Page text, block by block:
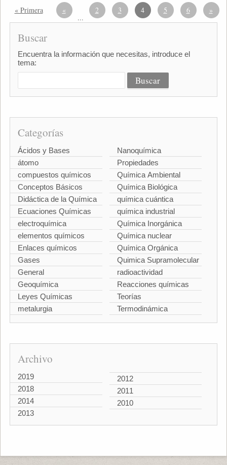
« Primera «
...
2 3 4 5 6 »
Buscar
Encuentra la información que necesitas, introduce el
tema:
Categorías
Ácidos y Bases
átomo
compuestos químicos
Conceptos Básicos
Didáctica de la Química
Ecuaciones Químicas
electroquímica
elementos químicos
Enlaces químicos
Gases
General
Geoquímica
Leyes Químicas
metalurgia
Nanoquímica
Propiedades
Química Ambiental
Química Biológica
química cuántica
química industrial
Química Inorgánica
Química nuclear
Química Orgánica
Quimica Supramolecular
radioactividad
Reacciones químicas
Teorías
Termodinámica
Archivo
2019
2018
2014
2013
2012
2011
2010